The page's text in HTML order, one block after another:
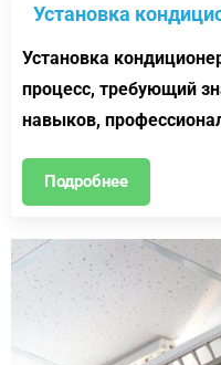
Установка
Установка
процесс, требующий
навыков,
Подробнее